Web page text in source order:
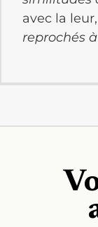
avec la leur,
reprochés